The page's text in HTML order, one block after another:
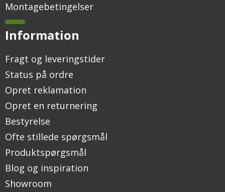
Montagebetingelser
Information
Fragt og leveringstider
Status på ordre
Opret reklamation
Opret en returnering
Bestyrelse
Ofte stillede spørgsmål
Produktspørgsmål
Blog og inspiration
Showroom